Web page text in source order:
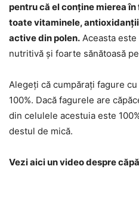
pentru că el conține mierea
toate vitaminele,
active din polen. Aceasta
nutritivă și foarte sănătoasă
Alegeți că cumpărați fagure
100%. Dacă fagurele are
din celulele acestuia este
destul de mică.
Vezi aici un video despre